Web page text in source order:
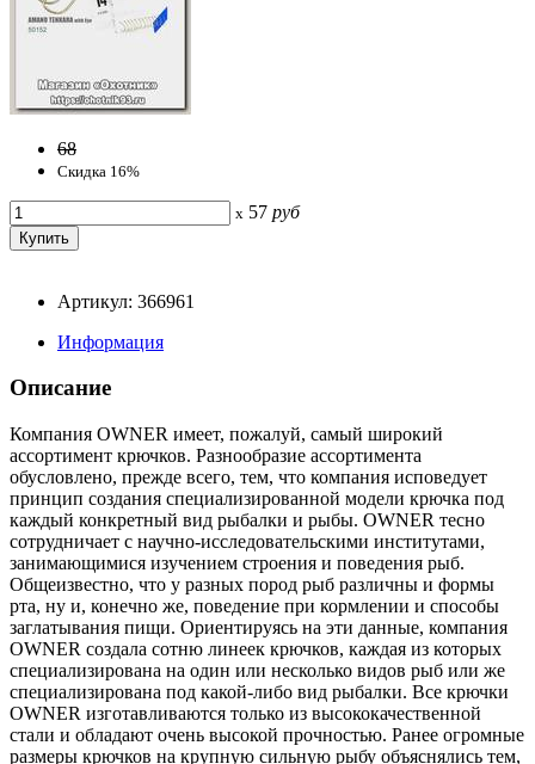
68
Скидка 16%
x 57 руб
Артикул: 366961
Информация
Описание
Компания OWNER имеет, пожалуй, самый широкий
ассортимент крючков. Разнообразие ассортимента
обусловлено, прежде всего, тем, что компания исповедует
принцип создания специализированной модели крючка под
каждый конкретный вид рыбалки и рыбы. OWNER тесно
сотрудничает с научно-исследовательскими институтами,
занимающимися изучением строения и поведения рыб.
Общеизвестно, что у разных пород рыб различны и формы
рта, ну и, конечно же, поведение при кормлении и способы
заглатывания пищи. Ориентируясь на эти данные, компания
OWNER создала сотню линеек крючков, каждая из которых
специализирована на один или несколько видов рыб или же
специализирована под какой-либо вид рыбалки. Все крючки
OWNER изготавливаются только из высококачественной
стали и обладают очень высокой прочностью. Ранее огромные
размеры крючков на крупную сильную рыбу объяснялись тем,